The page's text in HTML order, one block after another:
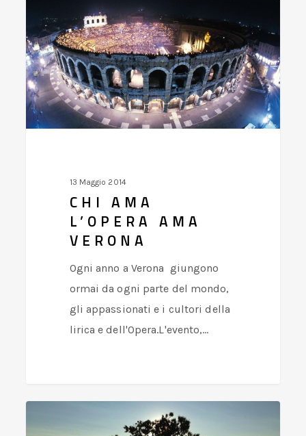
ama
l’Opera
ama
Verona
13 Maggio 2014
CHI AMA
L’OPERA AMA
VERONA
Ogni anno a Verona giungono
ormai da ogni parte del mondo,
gli appassionati e i cultori della
lirica e dell'Opera.L'evento,…